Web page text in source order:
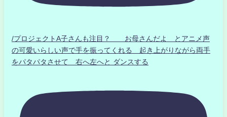
/プロジェクトA子さんも注目？ お母さんだよ とアニメ声
の可愛いらしい声で手を振ってくれる 起き上がりながら両手
をパタパタさせて 右へ左へと ダンスする